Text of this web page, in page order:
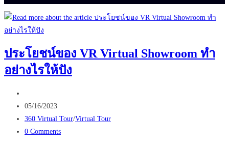
ประโยชน์ของ VR Virtual Showroom ทำ
อย่างไรให้ปัง
author:
Post
published:
05/16/2023
Post
category:
360 Virtual Tour/Virtual Tour
Post
0 Comments